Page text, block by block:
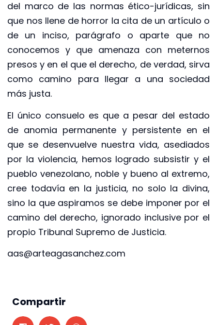
del marco de las normas ético-jurídicas, sin
que nos llene de horror la cita de un artículo o
de un inciso, parágrafo o aparte que no
conocemos y que amenaza con meternos
presos y en el que el derecho, de verdad, sirva
como camino para llegar a una sociedad
más justa.
El único consuelo es que a pesar del estado
de anomia permanente y persistente en el
que se desenvuelve nuestra vida, asediados
por la violencia, hemos logrado subsistir y el
pueblo venezolano, noble y bueno al extremo,
cree todavía en la justicia, no solo la divina,
sino la que aspiramos se debe imponer por el
camino del derecho, ignorado inclusive por el
propio Tribunal Supremo de Justicia.
aas@arteagasanchez.com
Compartir